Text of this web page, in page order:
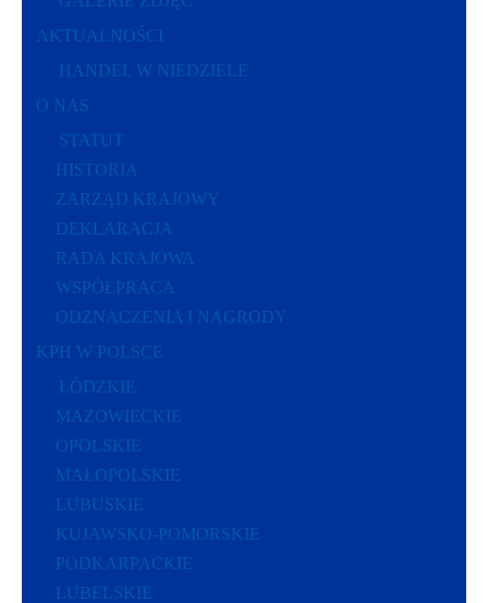
AKTUALNOŚCI
HANDEL W NIEDZIELE
O NAS
STATUT
HISTORIA
ZARZĄD KRAJOWY
DEKLARACJA
RADA KRAJOWA
WSPÓŁPRACA
ODZNACZENIA I NAGRODY
KPH W POLSCE
ŁÓDZKIE
MAZOWIECKIE
OPOLSKIE
MAŁOPOLSKIE
LUBUSKIE
KUJAWSKO-POMORSKIE
PODKARPACKIE
LUBELSKIE